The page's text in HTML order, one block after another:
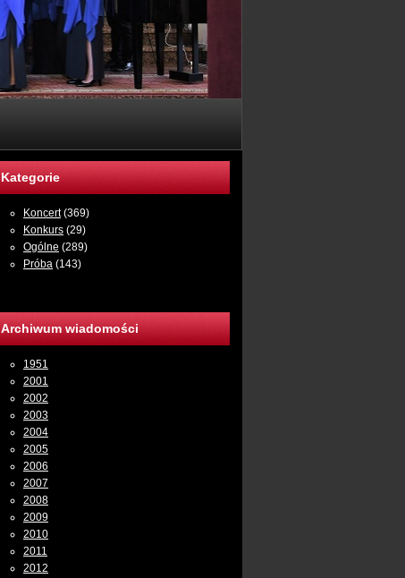
Kategorie
Koncert(369)
Konkurs (29)
Ogólne (289)
Próba (143)
Archiwum wiadomości
1951
2001
2002
2003
2004
2005
2006
2007
2008
2009
2010
2011
2012